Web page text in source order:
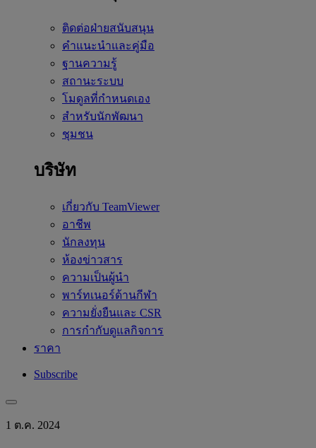
ติดต่อฝ่ายสนับสนุน
คำแนะนำและคู่มือ
ฐานความรู้
สถานะระบบ
โมดูลที่กำหนดเอง
สำหรับนักพัฒนา
ชุมชน
บริษัท
เกี่ยวกับ TeamViewer
อาชีพ
นักลงทุน
ห้องข่าวสาร
ความเป็นผู้นำ
พาร์ทเนอร์ด้านกีฬา
ความยั่งยืนและ CSR
การกำกับดูแลกิจการ
ราคา
Subscribe
1 ต.ค. 2024